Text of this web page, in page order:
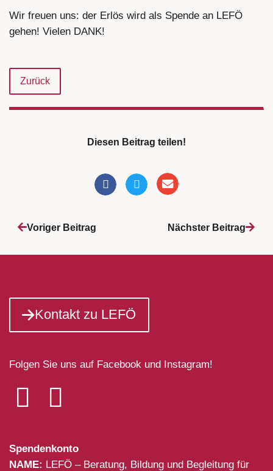
Wir freuen uns: der Erlös wird als Spende an LEFÖ
gehen! Vielen DANK!
Zurück
Diesen Beitrag teilen!
Voriger Beitrag Nächster Beitrag
Kontakt zu LEFÖ
Folgen Sie uns auf Facebook und Instagram!
Spendenkonto
NAME: LEFÖ – Beratung, Bildung und Begleitung für